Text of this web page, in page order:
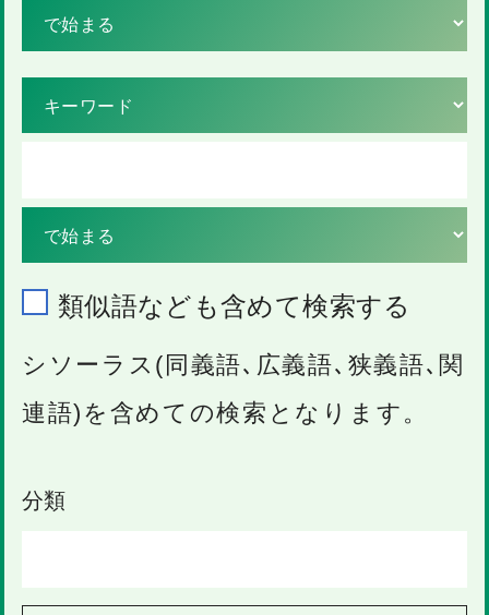
類似語なども含めて検索する
シソーラス(同義語､広義語､狭義語､関
連語)を含めての検索となります。
分類